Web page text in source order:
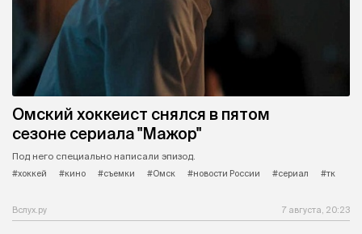
Омский хоккеист снялся в пятом
сезоне сериала "Мажор"
Под него специально написали эпизод.
#хоккей
#кино #съемки #Омск #новости России #сериал #тк
Вслух.ру 7 августа, 20:23